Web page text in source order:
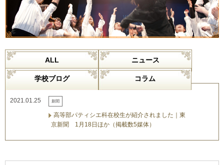
ALL ニュース
学校ブログ コラム
2021.01.25 新聞
高等部パティシエ科在校生が紹介されました｜東
京新聞 1月18日ほか（掲載数5媒体）